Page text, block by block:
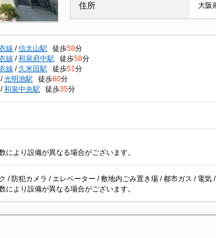
住所 大阪
線 / 信太山駅 徒歩58分
線 / 和泉府中駅 徒歩58分
線 / 久米田駅 徒歩51 分
/ 光明池駅 徒歩60分
/ 和泉中央駅 徒歩35分
により設備が異なる場合がございます。
/ 防犯カメラ / エレベーター / 敷地内ごみ置き場 / 都市ガス / 電気
により設備が異なる場合がございます。